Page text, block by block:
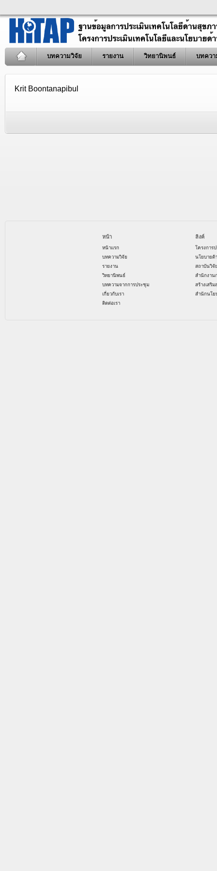
บทความวิจัย รายงาน วิทยานิพนธ์ บทควา
Krit Boontanapibul
หน้า
หน้าแรก
บทความวิจัย
รายงาน
วิทยานิพนธ์
บทความจากการประชุม
เกี่ยวกับเรา
ติดต่อเรา
ลิงค์
โครงการ
นโยบายด้
สถาบันวิจั
สำนักงาน
สร้างเสริ
สำนักนโย